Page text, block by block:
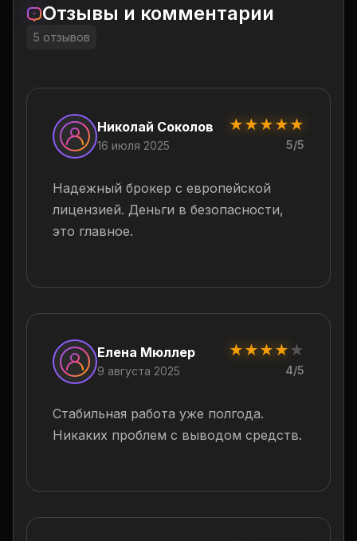
Отзывы и комментарии
5 отзывов
Николай Соколов
16 июля 2025
★★★★★
5/5
Надежный брокер с европейской
лицензией. Деньги в безопасности,
это главное.
Елена Мюллер
9 августа 2025
★★★★★
4/5
Стабильная работа уже полгода.
Никаких проблем с выводом средств.